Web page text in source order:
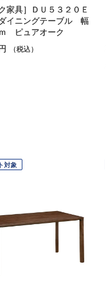
家具］ＤＵ５３２０Ｅ
イニングテーブル 幅
ピュアオーク
（税込）
対象